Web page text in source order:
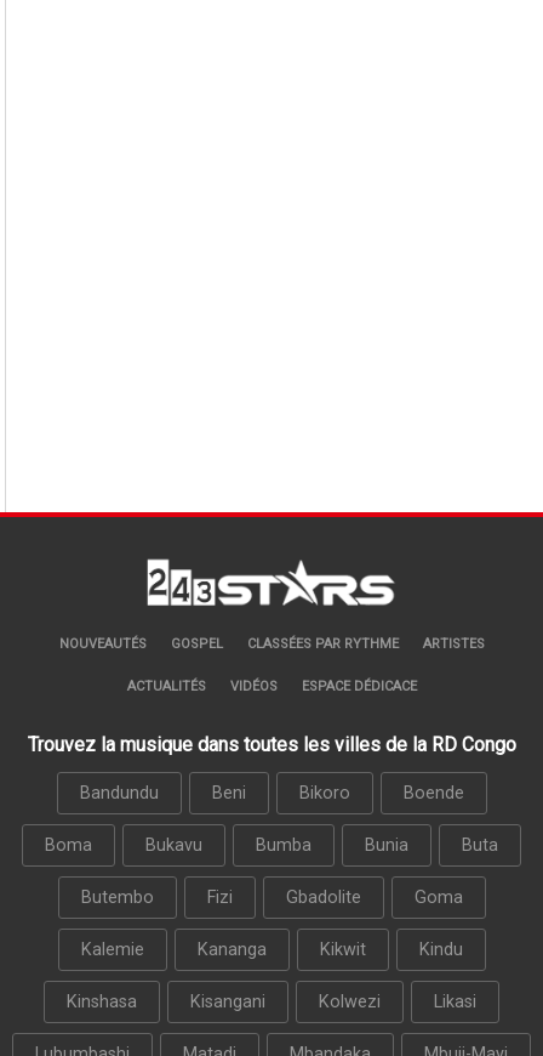
NOUVEAUTÉS GOSPEL CLASSÉES PAR RYTHME ARTISTES
ACTUALITÉS VIDÉOS ESPACE DÉDICACE
Trouvez la musique dans toutes les villes de la RD Congo
Bandundu Beni Bikoro Boende
Boma Bukavu Bumba Bunia Buta
Butembo Fizi Gbadolite Goma
Kalemie Kananga Kikwit Kindu
Kinshasa Kisangani Kolwezi Likasi